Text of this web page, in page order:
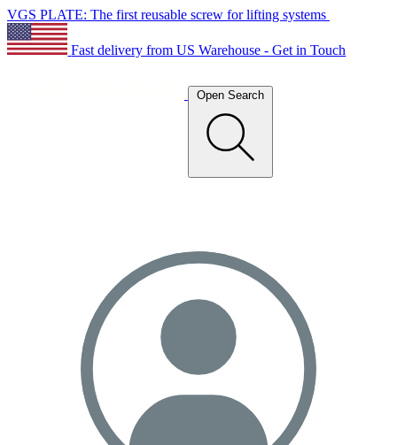
VGS PLATE: The first reusable screw for lifting systems
Fast delivery from US Warehouse - Get in Touch
Open Search